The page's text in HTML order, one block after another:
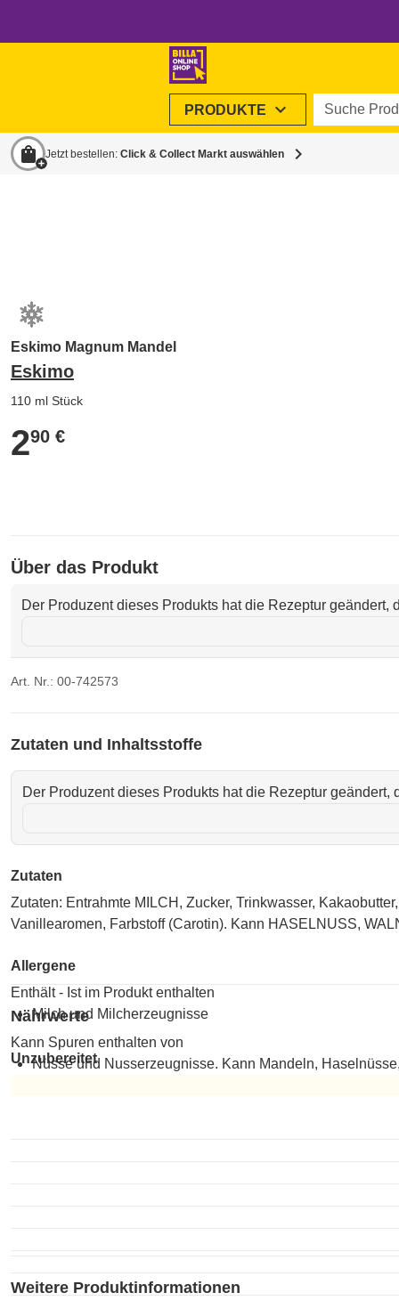
PRODUKTE expand_more Suche
shopping_bag Jetzt bestellen: Click & Collect Markt auswählen chevron_right
Eskimo Magnum Mandel
Eskimo
110 ml Stück
2,90 €
290 €
Über das Produkt
Der Produzent dieses Produkts hat die Rezeptur
Art. Nr.: 00-742573
Zutaten und Inhaltsstoffe
Der Produzent dieses Produkts hat die Rezeptur
Zutaten
Zutaten: Entrahmte MILCH, Zucker, Trinkwasser,
Vanillearomen, Farbstoff (Carotin). Kann HASELNUSS,
Allergene
Enthält - Ist im Produkt enthalten
Milch und Milcherzeugnisse
Kann Spuren enthalten von
Nüsse und Nusserzeugnisse. Kann Mandeln,
Nährwerte
Unzubereitet
Weitere Produktinformationen